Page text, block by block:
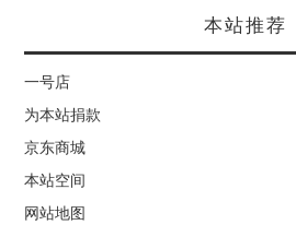
本站推荐
一号店
为本站捐款
京东商城
本站空间
网站地图